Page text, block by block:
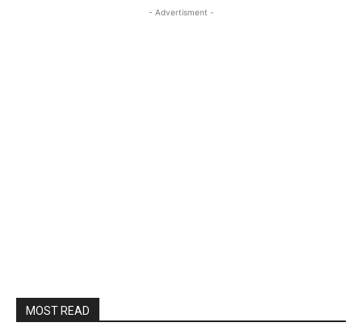
- Advertisment -
MOST READ